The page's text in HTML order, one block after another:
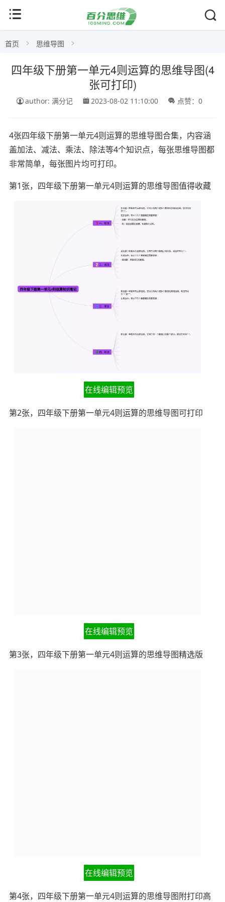
首页 思维导图
四年级下册第一单元4则运算的思维导图(4
张可打印)
author: 满分记 2023-08-02 11:10:00 点赞：0
4张四年级下册第一单元4则运算的思维导图合集，内容涵
盖加法、减法、乘法、除法等4个知识点，每张思维导图都
非常简单，每张图片均可打印。
第1张，四年级下册第一单元4则运算的思维导图值得收藏
在线编辑预览
第2张，四年级下册第一单元4则运算的思维导图可打印
在线编辑预览
第3张，四年级下册第一单元4则运算的思维导图精选版
在线编辑预览
第4张，四年级下册第一单元4则运算的思维导图附打印高